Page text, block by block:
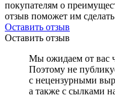
покупателям о
отзыв поможет им
Оставить отзыв
Оставить отзыв
Мы ожидаем от вас
Поэтому не
с нецензурными
а также с сылками